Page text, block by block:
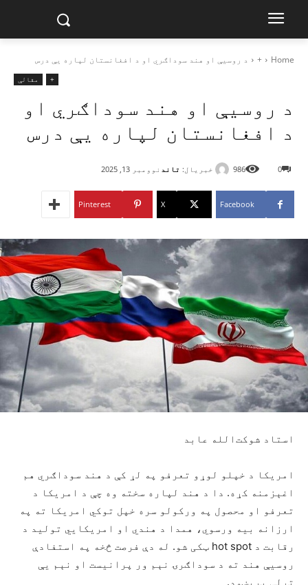
Home
+ د روسیې او هند سوداګري او د افغانستان لپاره یې درس
+ مقالې
د روسیې او هند سوداګري او
د افغانستان لپاره یې درس
خبریال: تاند نوومبر 13, 2025 0
986
Facebook
X
Pinterest
استاد شوکت‌الله عابد
امریکا د خپلو لوړو تعرفو په لړ کې د هند سوداګري هم
اغېزمنه کړه. دا د هند لپاره سخته وه چې د امریکا د
تعرفو او محصول په ورکولو سره خپل توکي امریکا ته په
ارزانه بیه ورسوي، همدا د هندي او امریکايي تولید د
رقابت د hot spot ټکی شو. له دې فرصت څخه په استفادې
روسیې هند ته د سوداګرۍ نېم ور پرانیست او نېم یې
تړلی پرېښود.